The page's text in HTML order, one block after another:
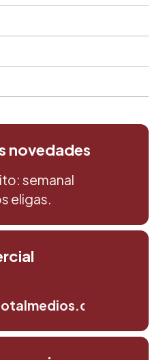
novedades
semanal
eligas.